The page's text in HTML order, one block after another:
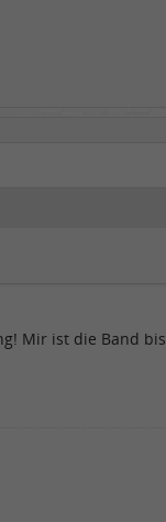
Mir ist die Band